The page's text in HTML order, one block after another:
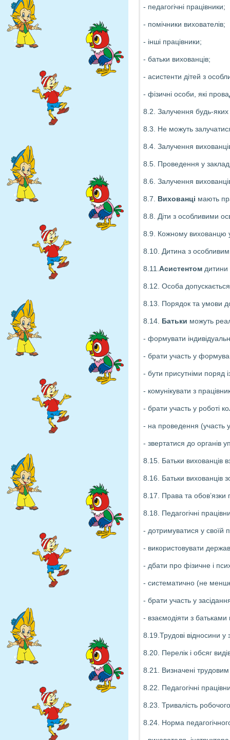
- педагогічні працівники;
- помічники вихователів;
- інші працівники;
- батьки вихованців;
- асистенти дітей з
- фізичні особи, які
8.2. Залучення будь-яких
8.3. Не можуть
8.4. Залучення
8.5. Проведення у
8.6. Залучення
8.7. Вихованці мають
8.8. Діти з особливими
8.9. Кожному вихованцю у
8.10. Дитина з
8.11. Асистентом дитини
8.12. Особа
8.13. Порядок та умови
8.14. Батьки можуть
- формувати
- брати участь у
- бути присутніми поряд
- комунікувати з
- брати участь у роботі
- на проведення (участь у
- звертатися до органів
8.15. Батьки вихованців
8.16. Батьки вихованців
8.17. Права та обов’язки
8.18. Педагогічні
- дотримуватися у своїй
- використовувати
- дбати про фізичне і
- систематично (не
- брати участь у
- взаємодіяти з батьками
8.19.Трудові відносини у
8.20. Перелік і обсяг
8.21. Визначені
8.22. Педагогічні
8.23. Тривалість
8.24. Норма